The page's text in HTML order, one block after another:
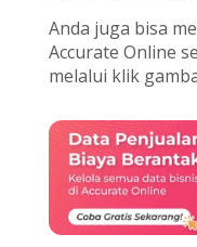
Anda juga bisa
Accurate Online
melalui klik